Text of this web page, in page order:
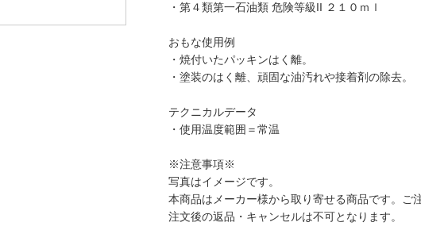
・第４類第一石油類 危険等級II ２１０ｍｌ
おもな使用例
・焼付いたパッキンはく離。
・塗装のはく離、頑固な油汚れや接着剤の除去。
テクニカルデータ
・使用温度範囲＝常温
※注意事項※
写真はイメージです。
本商品はメーカー様から取り寄せる商品です。ご
注文後の返品・キャンセルは不可となります。